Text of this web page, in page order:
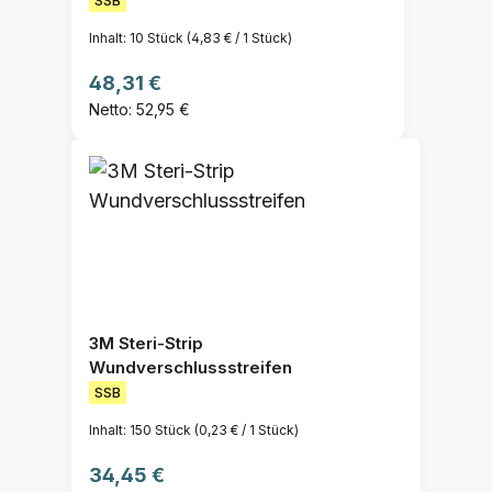
Inhalt: 10 Stück (4,83 € / 1 Stück)
Regulärer Preis:
48,31 €
Netto: 52,95 €
3M Steri-Strip
Wundverschlussstreifen
SSB
Inhalt: 150 Stück (0,23 € / 1 Stück)
Regulärer Preis:
34,45 €